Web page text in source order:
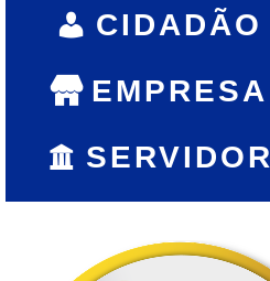
CIDADÃO
EMPRESA
SERVIDOR